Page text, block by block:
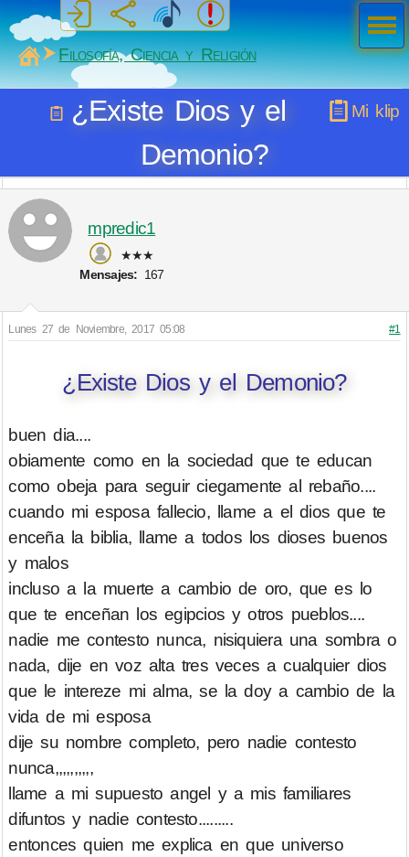
MiSabueso
Filosofía, Ciencia y Religión
Mi klip
¿Existe Dios y el
Demonio?
mpredic1
★★★
Mensajes: 167
Lunes 27 de Noviembre, 2017 05:08 #1
¿Existe Dios y el Demonio?
buen dia....
obiamente como en la sociedad que te educan
como obeja para seguir ciegamente al rebaño....
cuando mi esposa fallecio, llame a el dios que te
enceña la biblia, llame a todos los dioses buenos
y malos
incluso a la muerte a cambio de oro, que es lo
que te enceñan los egipcios y otros pueblos....
nadie me contesto nunca, nisiquiera una sombra o
nada, dije en voz alta tres veces a cualquier dios
que le intereze mi alma, se la doy a cambio de la
vida de mi esposa
dije su nombre completo, pero nadie contesto
nunca,,,,,,,,,,
llame a mi supuesto angel y a mis familiares
difuntos y nadie contesto.........
entonces quien me explica en que universo
Men
ú